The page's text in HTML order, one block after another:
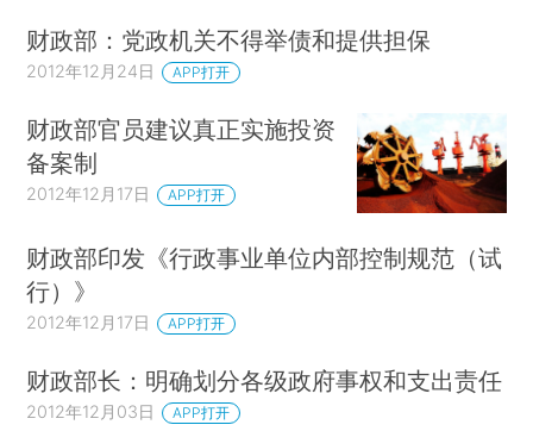
财政部：党政机关不得举债和提供担保
2012年12月24日 APP打开
财政部官员建议真正实施投资
备案制
2012年12月17日 APP打开
财政部印发《行政事业单位内部控制规范（试
行）》
2012年12月17日 APP打开
财政部长：明确划分各级政府事权和支出责任
2012年12月03日 APP打开